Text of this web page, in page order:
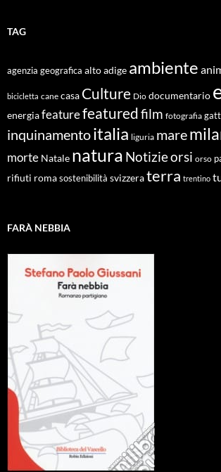
TAG
agenzia geografica alto adige ambiente
bicicletta cane casa Culture Dio documentario
energiafeaturefeaturedfilm fotografia
inquinamentoitalia liguria mare
morte Natale natura Notizieorsi orso
rifiuti roma sostenibilità svizzeraterra trentino
FARÀ NEBBIA